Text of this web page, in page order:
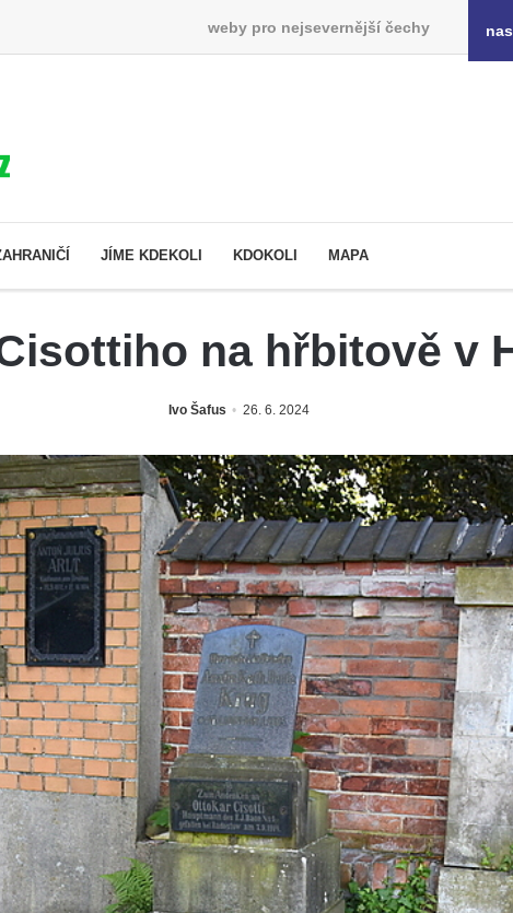
weby pro nejsevernější čechy
JÍME KDEKOLI KDOKOLI MAPA
na hřbitově v
Ivo Šafus 26. 6. 2024